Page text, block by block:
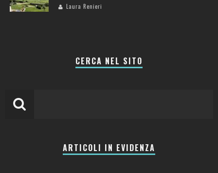
Laura Renieri
CERCA NEL SITO
ARTICOLI IN EVIDENZA